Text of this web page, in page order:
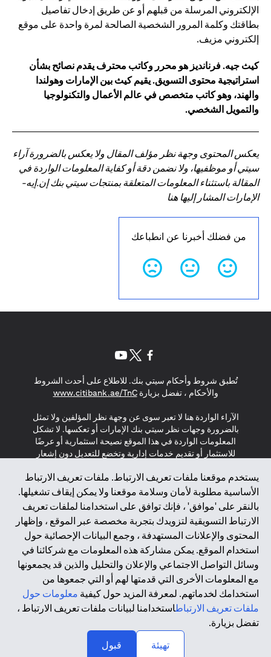
الإلكتروني المرسلة من قبلهم أو عن طريق إدخال تفاصيل
بطاقتك وكلمة المرور الشخصية الصالحة لمرة واحدة على موقع
إلكتروني مزيف.
كيث جيه. فرنانديز هو محرر وكاتب محترف يقدم نصائح بشأن
استراتيجية محتوى التسويق. يقيم كيث بين الإمارات وهولندا
والهند، وهو كاتب متخصص في عالم الأعمال والتكنولوجيا
والتمويل الشخصي.
يعكس المحتوى وجهة نظر مؤلف المقال ولا يعكس بالضرورة آراء
سيتي أو موظفيها، ولا نضمن دقة أو كفاية المعلومات الواردة في
المقالة باستثناء المعلومات المتعلقة بمنتجات سيتي بنك إن.إيه-
الإمارات المشار إليها هنا
من فضلك أخبرنا عن انطباعك
يستخدم موقعنا ملفات تعريف الارتباط. ملفات تعريف الارتباط
الأساسية مطلوبة لأمان وسلامة موقعنا ولا يمكن إيقاف تشغيلها.
بالنقر على 'موافق' ، فإنك توافق على استخدامنا لملفات تعريف
الارتباط التسويقية لتزويدك بتجربة مخصصة عبر الموقع ، وإظهار
المحتوى والإعلانات المستهدفة ، وجمع البيانات الإحصائية حول
استخدام الموقع. يمكن مشاركة هذه المعلومات مع شركائنا في
وسائل التواصل الاجتماعي والإعلان والتحليل والذين قد يجمعونها
مع المعلومات الأخرى التي قدمتها لهم أو التي جمعوها من
استخدامك لخدماتهم. لمعرفة المزيد حول كيفية معلومات حول
ملفات تعريف الارتباطاستخدامنا لبيانات ملفات تعريف الارتباط ،
تفضل بزيارة.
تهيئة
قبول
تُطبق شروط وأحكام سيتي بنك. للاطلاع على أحدث الشروط
والأحكام ، تفضل بزيارةwww.citibank.ae/TnC
(opens in a new tab)
الآراء الواردة هنا لا تعبر سوى عن وجهة نظر المؤلفين ولا تمثل
بالضرورة وجهات نظر سيتي بنك الإمارات أو تعكسها. لا تشكل
المعلومات الواردة في هذا الموقع نصيحة استثمارية أو عرضًا
للاستثمار أو تقديم خدمات إدارية وتخضع للتعديل دون إشعار
لا يتم تقديم المنتجات والخدمات المذكورة في هذا الموقع للأفراد
المقيمين في الاتحاد الأوروبي أو المنطقة الاقتصادية الأوروبية أو
سويسرا أو غيرنسي أو جيرسي أو موناكو أو سان مارينو أو
الفاتيكان أو جزيرة مان أو المملكة المتحدة أو خصوصية البيانات
(لائحة حماية البيانات العامة \ قانون حماية البيانات الشخصية
العامة \ قانون خصوصية نيوزيلندا). المحتوى الموجود في هذه
الصفحة ليس ولا ينبغي تفسيره على أنه عرض أو دعوة أو دعوة
لشراء أو بيع أي من المنتجات والخدمات المذكورة هنا لمثل هؤلاء
الأفراد.
*GDPR – اللائحة العامة لحماية البيانات؛ * LGPD – Lei Geral de
النيوزيلندي